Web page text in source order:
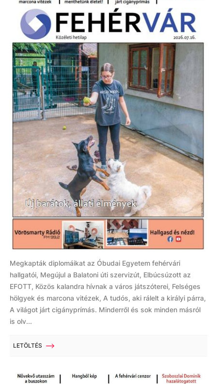
Megkapták diplomáikat az Óbudai Egyetem fehérvári
hallgatói, Megújul a Balatoni úti szervizút, Elbúcsúzott az
EFOTT, Közös kalandra hívnak a város játszóterei, Felséges
hölgyek és marcona vitézek, A tudós, aki rálelt a királyi párra,
A világot járt cigányprímás. Minderről és sok minden másról
is olv...
LETÖLTÉS